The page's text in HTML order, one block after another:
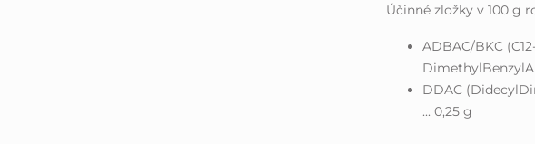
Účinné zložky v 100 g
ADBAC/BKC
DDAC
... 0,25 g